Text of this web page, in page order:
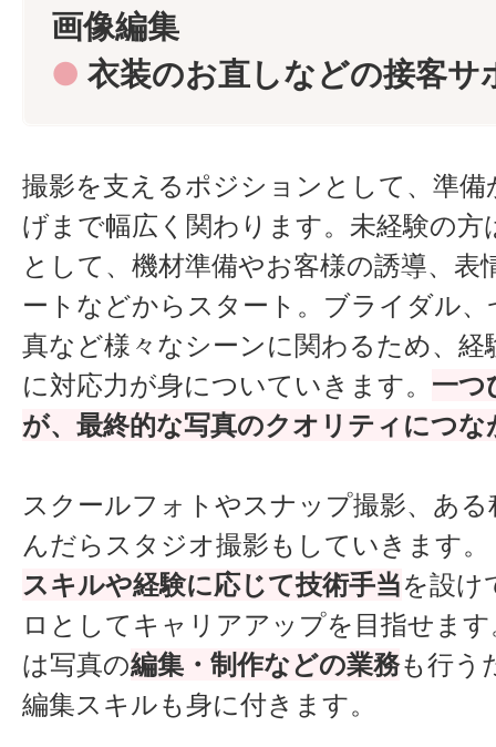
画像編集
● 衣装のお直しなどの接客サ
撮影を支えるポジションとして、準備
げまで幅広く関わります。未経験の
として、機材準備やお客様の誘導、表
ートなどからスタート。ブライダル、
真など様々なシーンに関わるため、経
に対応力が身についていきます。 一つ
が、最終的な写真のクオリティにつな
スクールフォトやスナップ撮影、あ
んだらスタジオ撮影もしていきます。
スキルや経験に応じて技術手当を設け
ロとしてキャリアアップを目指せま
は写真の編集・制作などの業務も行う
編集スキルも身に付きます。